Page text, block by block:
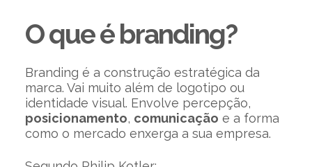
O que é branding?
Branding é a construção estratégica da
marca. Vai muito além de logotipo ou
identidade visual. Envolve percepção,
posicionamento, comunicação e a forma
como o mercado enxerga a sua empresa.